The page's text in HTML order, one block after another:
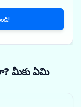
మీకు ఏమి